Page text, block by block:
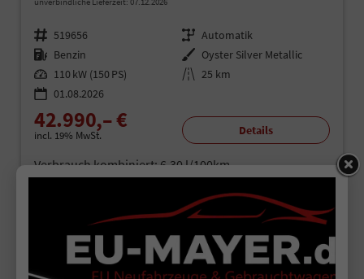
Fahrzeugnr. 519656 Getriebe Automatik
Kraftstoff Benzin Außenfarbe Oyster Silver Metallic
Leistung 110 kW (150 PS) Kilometerstand 25 km
01.08.2026
42.990,– €
incl. 19% MwSt. Details
Verbrauch kombiniert: 6,30 l/100km
CO -Klasse:E